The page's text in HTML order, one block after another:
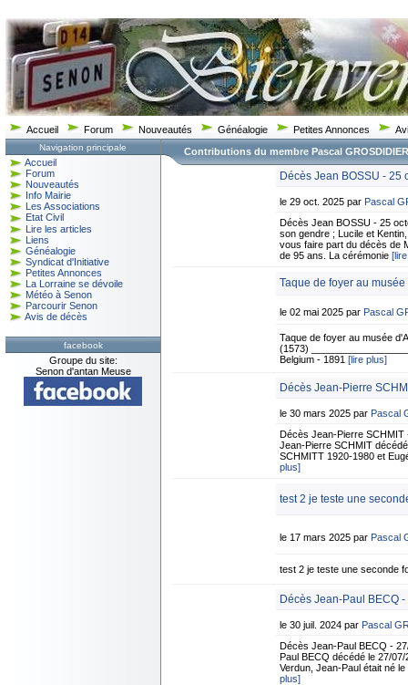
Accueil Forum Nouveautés Généalogie Petites Annonces
Navigation principale
Accueil
Forum
Nouveautés
Info Mairie
Les Associations
Etat Civil
Lire les articles
Liens
Généalogie
Syndicat d'Initiative
Petites Annonces
La Lorraine se dévoile
Météo à Senon
Parcourir Senon
Avis de décès
facebook
Groupe du site:
Senon d'antan Meuse
Contributions du membre Pascal GROSDIDIER
Décès Jean BOSSU - 25
le 29 oct. 2025 par Pascal
Décès Jean BOSSU - 25
son gendre ; Lucile et
vous faire part du décès de
de 95 ans. La cérémonie
Taque de foyer au
le 02 mai 2025 par Pascal
Taque de foyer au musée
(1573)
Belgium - 1891 [lire plus]
Décès Jean-Pierre
le 30 mars 2025 par Pascal
Décès Jean-Pierre SCHMIT
Jean-Pierre SCHMIT
SCHMITT 1920-1980 et
plus]
test 2 je teste une
le 17 mars 2025 par Pascal
test 2 je teste une seconde
Décès Jean-Paul BECQ
le 30 juil. 2024 par Pascal
Décès Jean-Paul BECQ -
Paul BECQ décédé le 27/
Verdun, Jean-Paul était né
plus]